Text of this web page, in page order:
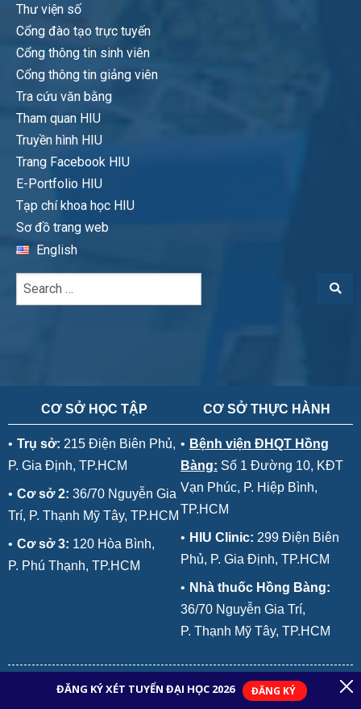
Thư viện số
Cổng đào tạo trực tuyến
Cổng thông tin sinh viên
Cổng thông tin giảng viên
Tra cứu văn bằng
Tham quan HIU
Truyền hình HIU
Trang Facebook HIU
E-Portfolio HIU
Tạp chí khoa học HIU
Sơ đồ trang web
English
CƠ SỞ HỌC TẬP
• Trụ sở: 215 Điện Biên Phủ,
P. Gia Định, TP.HCM
• Cơ sở 2: 36/70 Nguyễn Gia
Trí, P. Thạnh Mỹ Tây, TP.HCM
• Cơ sở 3: 120 Hòa Bình,
P. Phú Thạnh, TP.HCM
CƠ SỞ THỰC HÀNH
• Bệnh viện ĐHQT Hồng
Bàng: Số 1 Đường 10, KĐT
Vạn Phúc, P. Hiệp Bình,
TP.HCM
• HIU Clinic: 299 Điện Biên
Phủ, P. Gia Định, TP.HCM
• Nhà thuốc Hồng Bàng:
36/70 Nguyễn Gia Trí,
P. Thạnh Mỹ Tây, TP.HCM
Điện thoại: 028.7770.3456